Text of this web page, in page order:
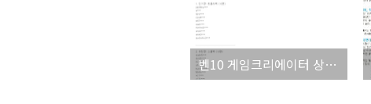
벤10 게임크리에이터 상품인증 'ㅅ';